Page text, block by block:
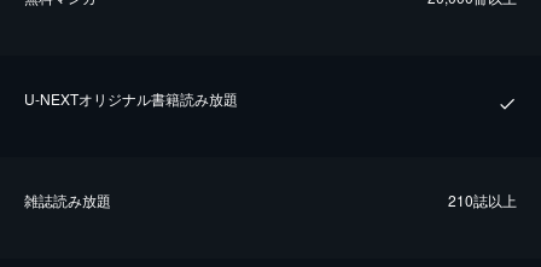
U-NEXTオリジナル書籍読み放題
雑誌読み放題 210誌以上